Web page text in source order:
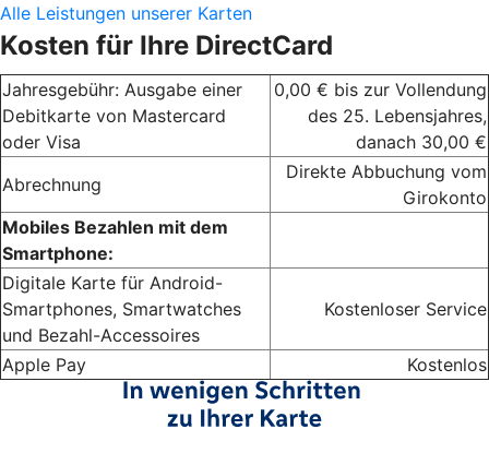
Alle Leistungen unserer Karten
Kosten für Ihre DirectCard
Jahresgebühr: Ausgabe einer
Debitkarte von Mastercard
oder Visa
0,00 € bis zur Vollendung
des 25. Lebensjahres,
danach 30,00 €
Abrechnung
Direkte Abbuchung vom
Girokonto
Mobiles Bezahlen mit dem
Smartphone:
Digitale Karte für Android-
Smartphones, Smartwatches
und Bezahl-Accessoires
Kostenloser Service
Apple Pay Kostenlos